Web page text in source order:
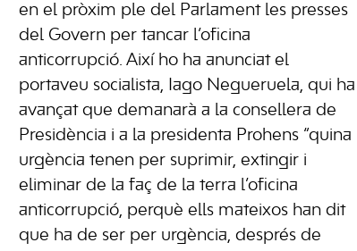
en el pròxim ple del Parlament les presses
del Govern per tancar l’oficina
anticorrupció. Així ho ha anunciat el
portaveu socialista, Iago Negueruela, qui ha
avançat que demanarà a la consellera de
Presidència i a la presidenta Prohens “quina
urgència tenen per suprimir, extingir i
eliminar de la faç de la terra l’oficina
anticorrupció, perquè ells mateixos han dit
que ha de ser per urgència, després de